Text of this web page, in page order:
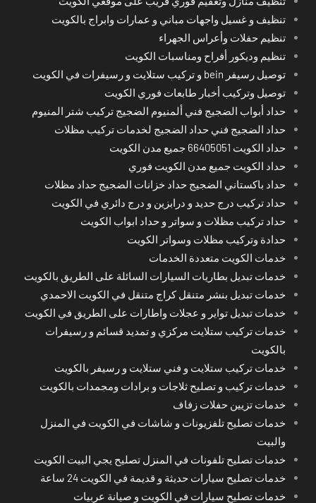
تنظيف و غسيل واجهات مباني و عمارات وابراج بالكويت
تنظيم حفلات وأعراس الجهراء
تنظيم وديكور أفراح ومناسبات الكويت
توصيل رسيفر bein و تركيب ستلايت و رسيفرات في الكويت
توصيل وتركيب أخبار طابعات فوري الكويت
حداد أبواب الضجيج فني ألمنيوم الضجيج تركيب شتر المنيوم
حداد الضجيج فني حداد الضجيج لخدمات تركيب مظلات
حداد الكويت 66405051 جميع مدن الكويت
حداد الكويت جميع مدن الكويت فوري
حداد باكستاني الضجيج حداد خزانات الضجيج حداد مظلات
حداد تركيب درج حديد و درابزين و درج دائري في الكويت
حداد تركيب مظلات و سواتر و حداد ابواب الكويت
حدادة وتركيب مظلات وسواتر الكويت
خدمات الكويت متعددة الخدمات
خدمات تبديل بطاريات السيارات السائلة على الطريق بالكويت
خدمات تبديل بنشر متنقل كراج متنقل في الكويت الاحمدي
خدمات تبديل تواير و عجلات واطارات على الطريق في الكويت
خدمات تركيب ستلايت مركزي و تمديد قسائم و رسيفرات
بالكويت
خدمات تركيب ستلايت و فني ستلايت و رسيفر بالكويت
خدمات تركيب و تصليح ثلاجات و برادات ومجمدات بالكويت
خدمات تزيين حفلات زفاف
خدمات تصليح تلفزيونات و شاشات في الكويت في المنزل
والبيت
خدمات تصليح تلفونات في المنزل تصليح يجي البيت الكويت
خدمات تصليح سيارات حديثة و قديمة في الكويت 24 ساعة
خدمات تصليح سيارات في الكويت و صيانة عربيات